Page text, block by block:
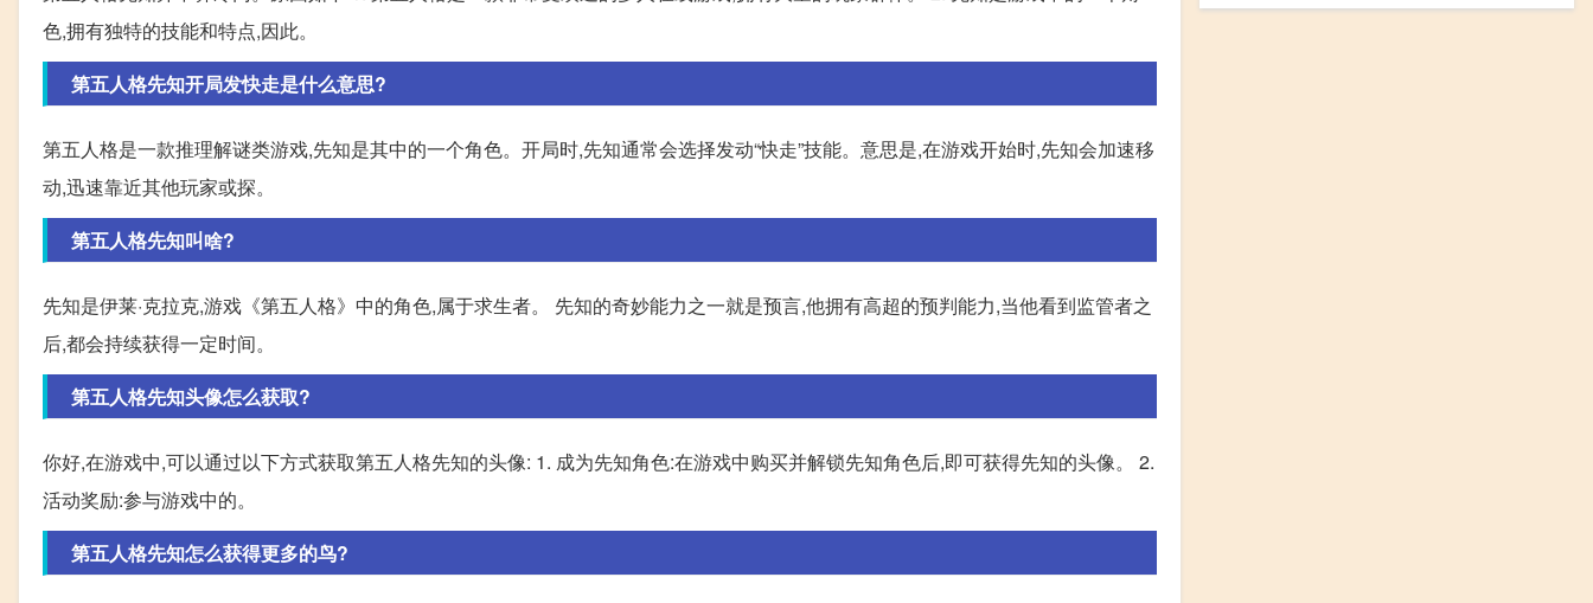
色,拥有独特的技能和特点,因此。
第五人格先知开局发快走是什么意思?
第五人格是一款推理解谜类游戏,先知是其中的一个角色。开局时,先知通常会选择发动“快走”技能。意思是,在游戏开始时,先知会加速移
动,迅速靠近其他玩家或探。
第五人格先知叫啥?
先知是伊莱·克拉克,游戏《第五人格》中的角色,属于求生者。 先知的奇妙能力之一就是预言,他拥有高超的预判能力,当他看到监管者之
后,都会持续获得一定时间。
第五人格先知头像怎么获取?
你好,在游戏中,可以通过以下方式获取第五人格先知的头像: 1. 成为先知角色:在游戏中购买并解锁先知角色后,即可获得先知的头像。 2.
活动奖励:参与游戏中的。
第五人格先知怎么获得更多的鸟?